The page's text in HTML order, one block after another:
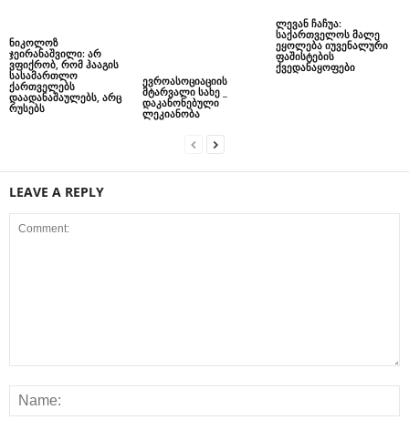
ჯეირანაშვილი: არ
ვფიქრობ, რომ ჰააგის
სასამართლო
ქართველებს
დაადანაშაულებს, არც
რუსებს
მტარვალი სახე _
დაკანონებული
ლეკიანობა
საქართველოს მალე
ეყოლება იუვენალური
ფაშისტების
ქვედანაყოფები
LEAVE A REPLY